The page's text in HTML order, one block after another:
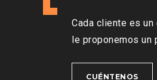
Cada cliente es un
le proponemos un
CUÉNTENOS